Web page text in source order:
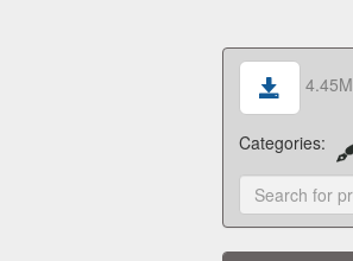
4.45M
Categories: